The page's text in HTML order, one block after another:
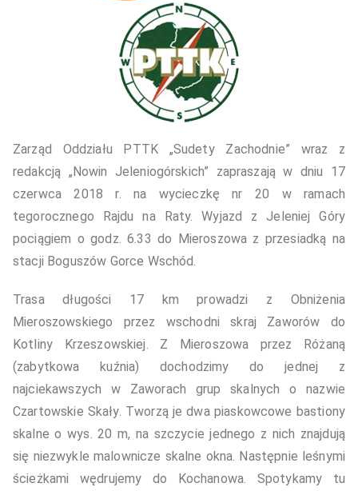
Zarząd Oddziału PTTK „Sudety Zachodnie” wraz z
redakcją „Nowin Jeleniogórskich” zapraszają w dniu 17
czerwca 2018 r. na wycieczkę nr 20 w ramach
tegorocznego Rajdu na Raty. Wyjazd z Jeleniej Góry
pociągiem o godz. 6.33 do Mieroszowa z przesiadką na
stacji Boguszów Gorce Wschód.
Trasa długości 17 km prowadzi z Obniżenia
Mieroszowskiego przez wschodni skraj Zaworów do
Kotliny Krzeszowskiej. Z Mieroszowa przez Różaną
(zabytkowa kuźnia) dochodzimy do jednej z
najciekawszych w Zaworach grup skalnych o nazwie
Czartowskie Skały. Tworzą je dwa piaskowcowe bastiony
skalne o wys. 20 m, na szczycie jednego z nich znajdują
się niezwykle malownicze skalne okna. Następnie leśnymi
ścieżkami wędrujemy do Kochanowa. Spotykamy tu